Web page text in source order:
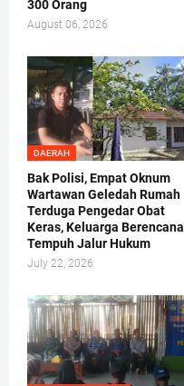
300 Orang
August 06, 2026
DAERAH
Bak Polisi, Empat Oknum
Wartawan Geledah Rumah
Terduga Pengedar Obat
Keras, Keluarga Berencana
Tempuh Jalur Hukum
July 22, 2026